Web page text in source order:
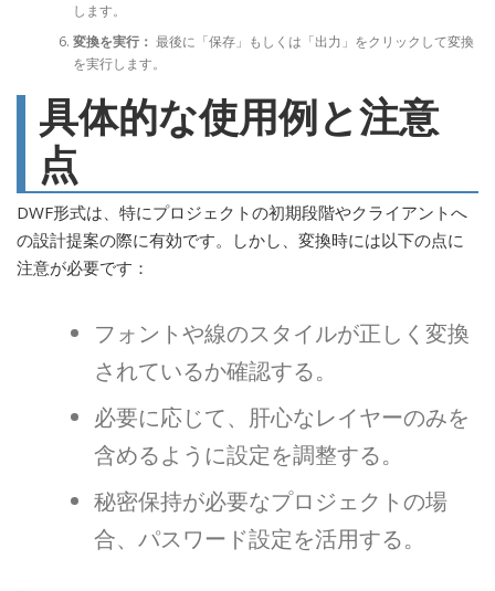
します。
変換を実行： 最後に「保存」もしくは「出力」をクリックして変換
を実行します。
具体的な使用例と注意
点
DWF形式は、特にプロジェクトの初期段階やクライアントへ
の設計提案の際に有効です。しかし、変換時には以下の点に
注意が必要です：
フォントや線のスタイルが正しく変換
されているか確認する。
必要に応じて、肝心なレイヤーのみを
含めるように設定を調整する。
秘密保持が必要なプロジェクトの場
合、パスワード設定を活用する。